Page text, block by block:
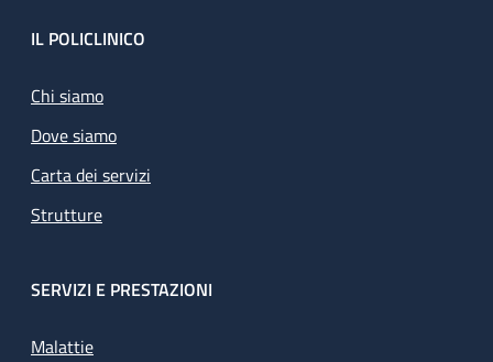
Footer
IL POLICLINICO
Chi siamo
Dove siamo
Carta dei servizi
Strutture
SERVIZI E PRESTAZIONI
Malattie